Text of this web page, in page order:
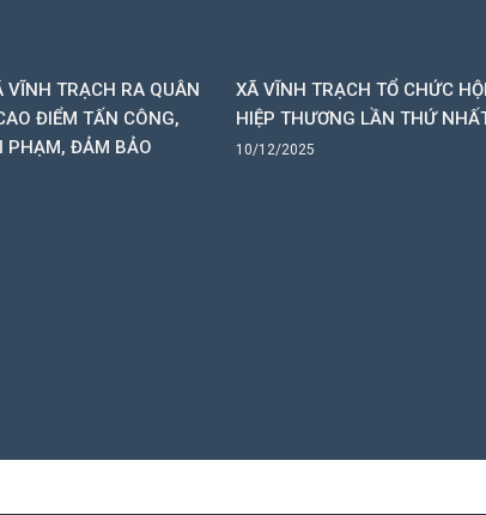
VĨNH TRẠCH RA QUÂN
ĐIỂM TẤN CÔNG,
PHẠM, ĐẢM BẢO
XÃ VĨNH TRẠCH TỔ CHỨC
HIỆP THƯƠNG LẦN THỨ
10/12/2025